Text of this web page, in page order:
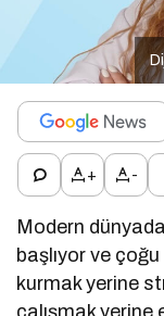
+ -
Modern
başlıyor ve
kurmak yerine